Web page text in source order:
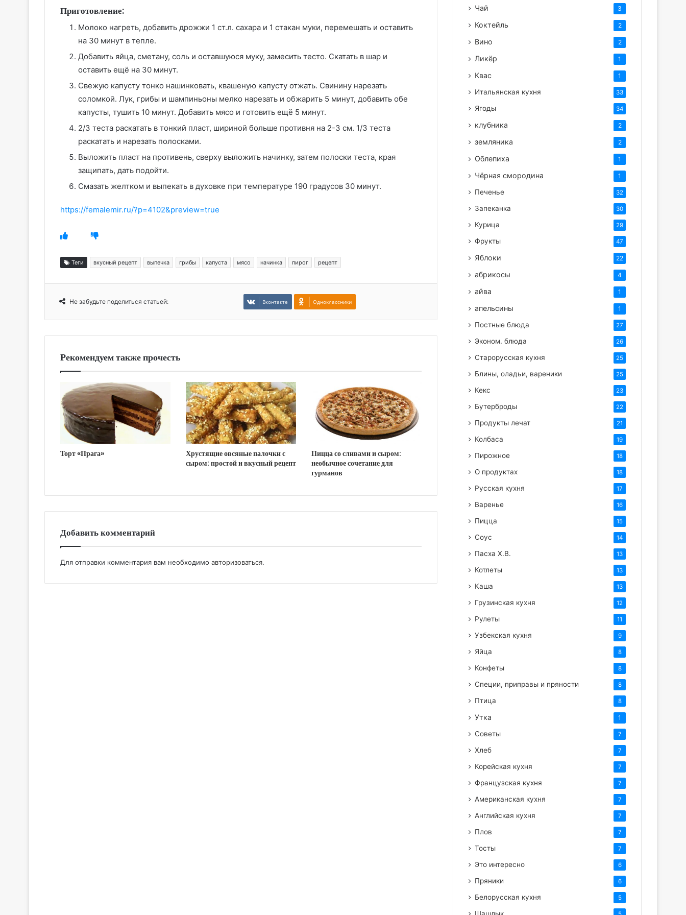
Приготовление:
Молоко нагреть, добавить дрожжи 1 ст.л. сахара и 1 стакан муки, перемешать и оставить
на 30 минут в тепле.
Добавить яйца, сметану, соль и оставшуюся муку, замесить тесто. Скатать в шар и
оставить ещё на 30 минут.
Свежую капусту тонко нашинковать, квашеную капусту отжать. Свинину нарезать
соломкой. Лук, грибы и шампиньоны мелко нарезать и обжарить 5 минут, добавить обе
капусты, тушить 10 минут. Добавить мясо и готовить ещё 5 минут.
2/3 теста раскатать в тонкий пласт, шириной больше противня на 2-3 см. 1/3 теста
раскатать и нарезать полосками.
Выложить пласт на противень, сверху выложить начинку, затем полоски теста, края
защипать, дать подойти.
Смазать желтком и выпекать в духовке при температуре 190 градусов 30 минут.
https://femalemir.ru/?p=4102&preview=true
Теги вкусный рецепт выпечка грибы капуста мясо начинка пирог рецепт
Не забудьте поделиться статьей: Вконтакте Одноклассники
Рекомендуем также прочесть
Торт «Прага»
Хрустящие овсяные палочки с
сыром: простой и вкусный рецепт
Пицца со сливами и сыром:
необычное сочетание для
гурманов
Добавить комментарий
Для отправки комментария вам необходимо авторизоваться.
Чай 3
Коктейль 2
Вино 2
Ликёр 1
Квас 1
Итальянская кухня 33
Ягоды 34
клубника 2
земляника 2
Облепиха 1
Чёрная смородина 1
Печенье 32
Запеканка 30
Курица 29
Фрукты 47
Яблоки 22
абрикосы 4
айва 1
апельсины 1
Постные блюда 27
Эконом. блюда 26
Старорусская кухня 25
Блины, оладьи, вареники 25
Кекс 23
Бутерброды 22
Продукты лечат 21
Колбаса 19
Пирожное 18
О продуктах 18
Русская кухня 17
Варенье 16
Пицца 15
Соус 14
Пасха Х.В. 13
Котлеты 13
Каша 13
Грузинская кухня 12
Рулеты 11
Узбекская кухня 9
Яйца 8
Конфеты 8
Специи, приправы и пряности 8
Птица 8
Утка 1
Советы 7
Хлеб 7
Корейская кухня 7
Французская кухня 7
Американская кухня 7
Английская кухня 7
Плов 7
Тосты 7
Это интересно 6
Пряники 6
Белорусская кухня 5